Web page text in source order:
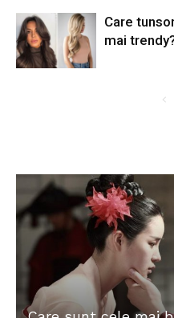
Care
mai